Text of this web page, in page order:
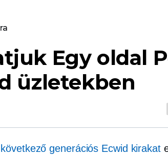
Egy oldal
üzletekben
következő generációs Ecwid kirakat